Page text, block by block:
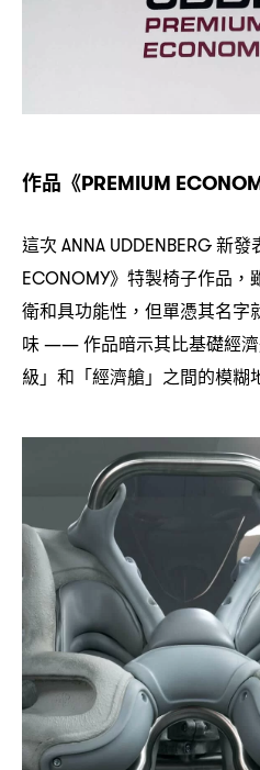
作品《PREMIUM
這次 ANNA UDDENBERG新發
ECONOMY》特製椅子作品 ，
衛和具功能性 ， 但單憑其名字
味——作品暗示其比基礎經
級」和「經濟艙」之間的模糊